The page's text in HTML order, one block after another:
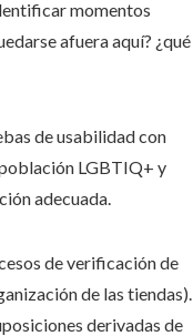
momentos
afuera aquí? ¿qué
de usabilidad con
LGBTIQ+ y
adecuada.
de verificación de
de las tiendas).
derivadas de